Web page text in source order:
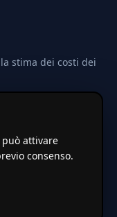
stima dei costi dei
coefficienti
nazionali. Non
vxd.mobi
può attivare
consenso.